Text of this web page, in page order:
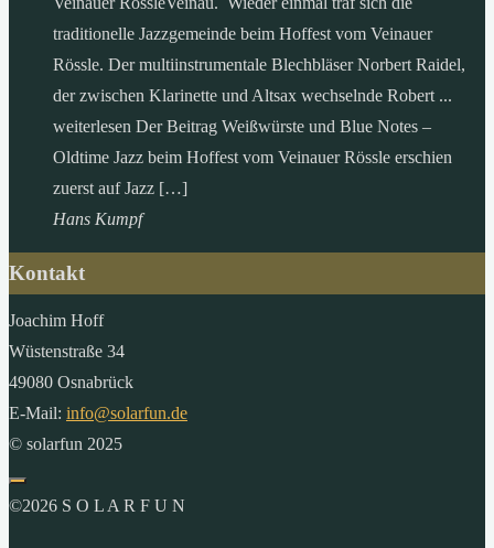
traditionelle Jazzgemeinde beim Hoffest vom Veinauer
Rössle. Der multiinstrumentale Blechbläser Norbert Raidel,
der zwischen Klarinette und Altsax wechselnde Robert ...
weiterlesen Der Beitrag Weißwürste und Blue Notes –
Oldtime Jazz beim Hoffest vom Veinauer Rössle erschien
zuerst auf Jazz […]
Hans Kumpf
Kontakt
Joachim Hoff
Wüstenstraße 34
49080 Osnabrück
E-Mail: info@solarfun.de
© solarfun 2025
©2026 S O L A R F U N